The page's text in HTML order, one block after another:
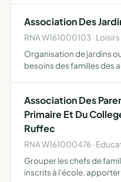
Association Des
RNA W161000103 ·
Organisation de jardins
besoins des familles des
Association Des
Primaire Et Du
Ruffec
RNA W161000476 ·
Grouper les chefs de
inscrits à l'école,